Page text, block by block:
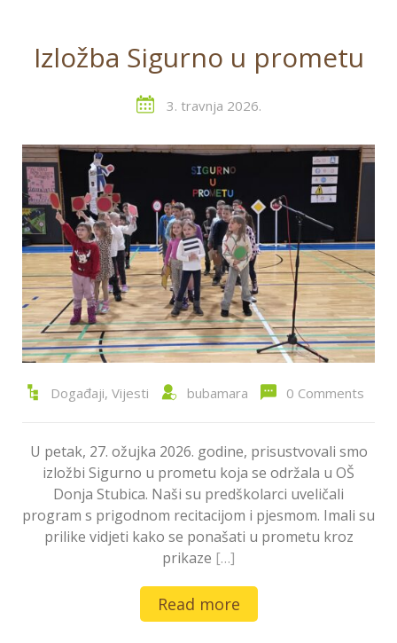
Izložba Sigurno u prometu
3. travnja 2026.
Događaji, Vijesti bubamara 0 Comments
U petak, 27. ožujka 2026. godine, prisustvovali smo
izložbi Sigurno u prometu koja se održala u OŠ
Donja Stubica. Naši su predškolarci uveličali
program s prigodnom recitacijom i pjesmom. Imali su
prilike vidjeti kako se ponašati u prometu kroz
prikaze […]
Read more